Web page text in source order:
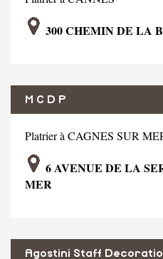
300 CHEMIN DE LA
M C D P
Platrier à CAGNES SUR
6 AVENUE DE LA
MER
Agostini Staff